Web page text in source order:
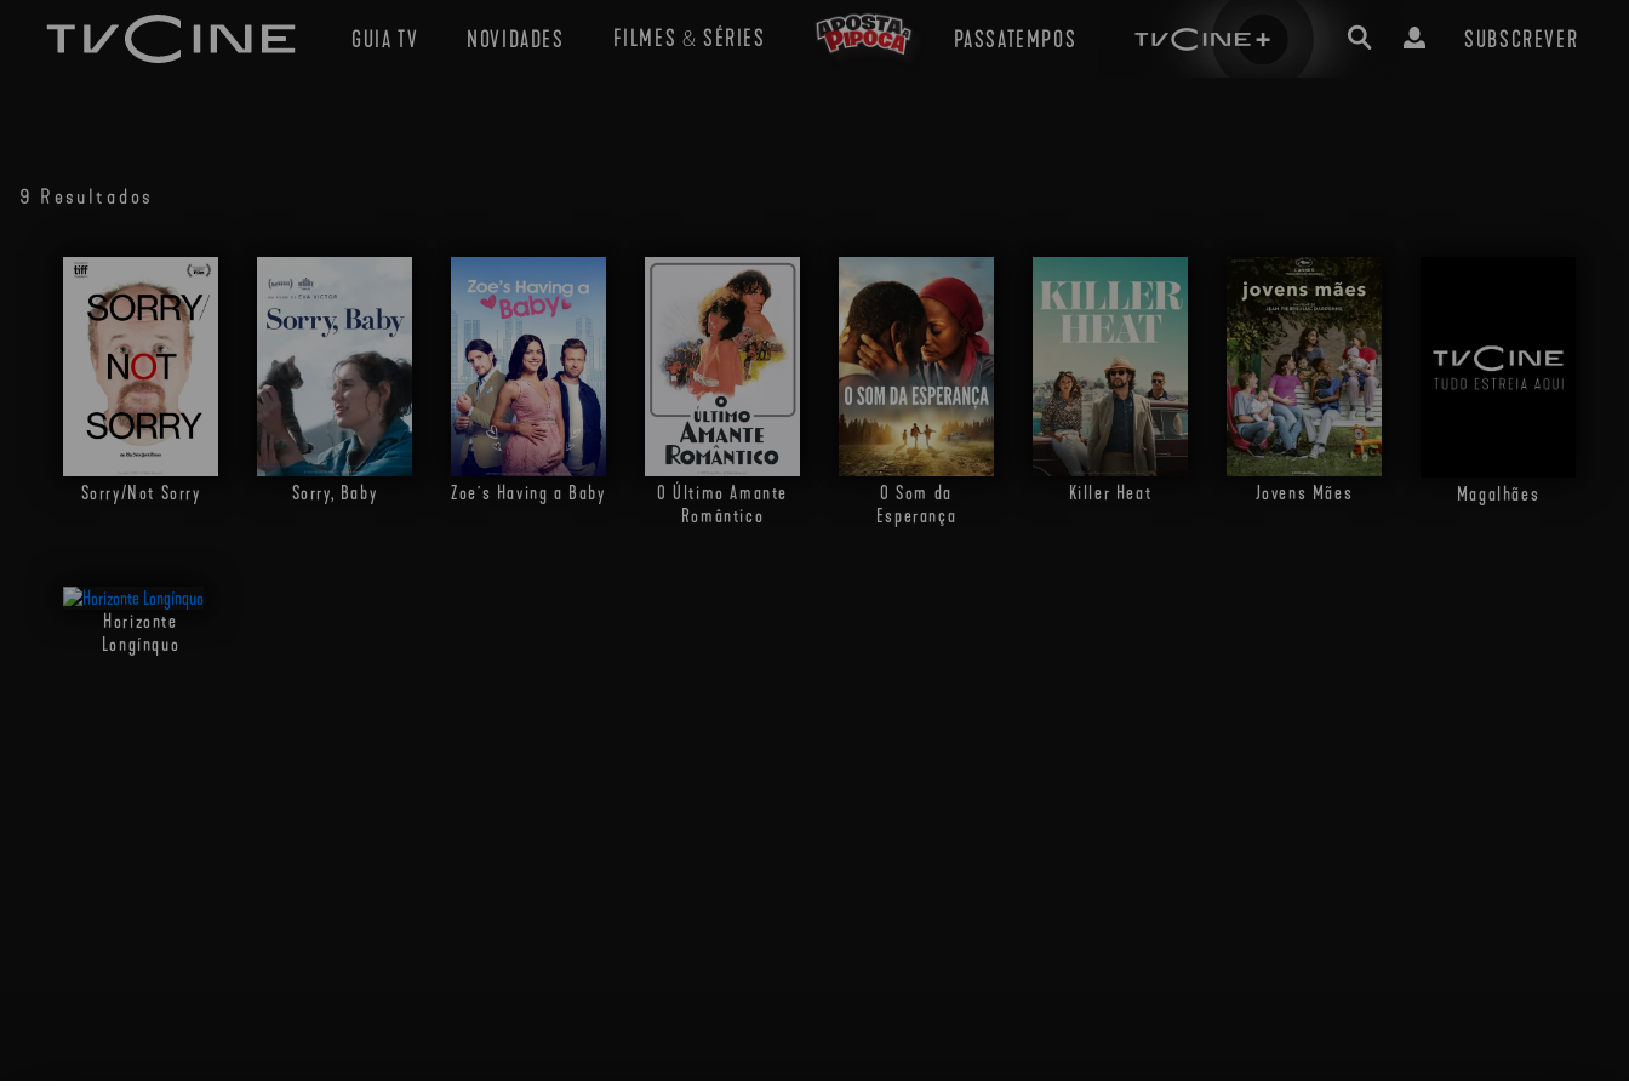
GUIA TV NOVIDADES FILMES & SÉRIES PASSATEMPOS SUBSCREVER
9 Resultados
Sorry/Not Sorry Sorry, Baby Zoe´s Having a Baby
O Último Amante
Romântico
O Som da
Esperança
Killer Heat Jovens Mães Magalhães
Horizonte
Longínquo